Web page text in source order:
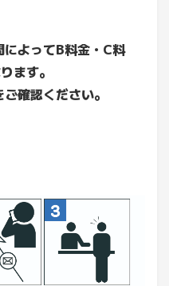
よってB料金・C料
ます。
確認ください。